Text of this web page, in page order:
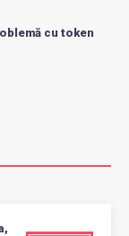
cu token